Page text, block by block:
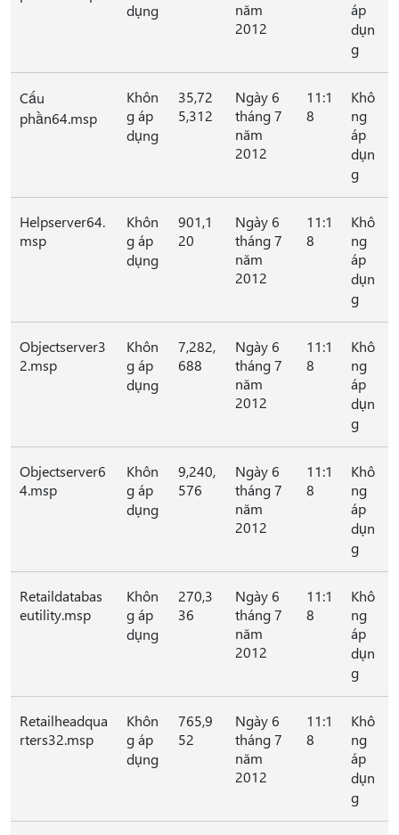
dụng
năm
2012
áp
dụn
g
Cấu
phần64.msp
Khôn
g áp
dụng
35,72
5,312
Ngày 6
tháng 7
năm
2012
11:1
8
Khô
ng
áp
dụn
g
Helpserver64.
msp
Khôn
g áp
dụng
901,1
20
Ngày 6
tháng 7
năm
2012
11:1
8
Khô
ng
áp
dụn
g
Objectserver3
2.msp
Khôn
g áp
dụng
7,282,
688
Ngày 6
tháng 7
năm
2012
11:1
8
Khô
ng
áp
dụn
g
Objectserver6
4.msp
Khôn
g áp
dụng
9,240,
576
Ngày 6
tháng 7
năm
2012
11:1
8
Khô
ng
áp
dụn
g
Retaildatabas
eutility.msp
Khôn
g áp
dụng
270,3
36
Ngày 6
tháng 7
năm
2012
11:1
8
Khô
ng
áp
dụn
g
Retailheadqua
rters32.msp
Khôn
g áp
dụng
765,9
52
Ngày 6
tháng 7
năm
2012
11:1
8
Khô
ng
áp
dụn
g